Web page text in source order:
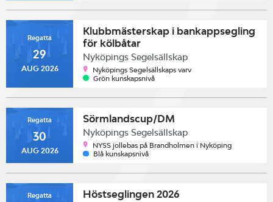
Regatta
29
AUG 2026
Klubbmästerskap i bankappsegling
för kölbåtar
Nyköpings Segelsällskap
Nyköpings Segelsällskaps varv
Grön kunskapsnivå
Regatta
30
AUG 2026
Sörmlandscup/DM
Nyköpings Segelsällskap
NYSS jollebas på Brandholmen i Nyköping
Blå kunskapsnivå
Regatta Höstseglingen 2026